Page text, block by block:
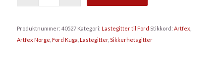
Produktnummer: 40527 Kategori: Lastegitter til Ford Stikkord: Artfex
Artfex Norge Ford Kuga Lastegitter, Sikkerhetsgitter